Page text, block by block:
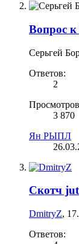
Вопрос
Серьгей
Ответов:
2
3 870
Ян РЫПЛ
Скотч
DmitryZ,
Ответов: